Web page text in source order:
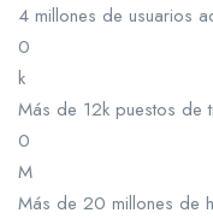
4 millones de usuarios
0
k
Más de 12k puestos de
0
M
Más de 20 millones de